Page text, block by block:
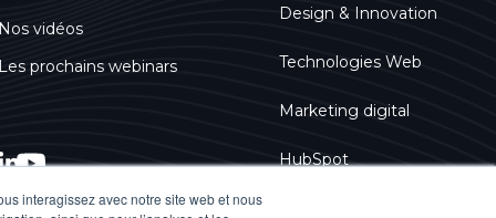
interagissez avec notre site web et nous
Nos vidéos
Les prochains webinars
Design & Innovation
Technologies Web
Marketing digital
HubSpot